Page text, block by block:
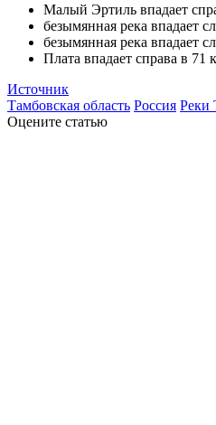
Малый Эртиль впадает
безымянная река впадает
безымянная река впадает
Плата впадает справа в 71
Источник
Тамбовская область Россия Реки
Оцените статью